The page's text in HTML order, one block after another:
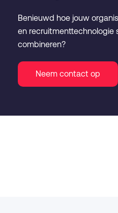
Benieuwd hoe jouw
en recruitmenttechnologie
combineren?
Neem contact op